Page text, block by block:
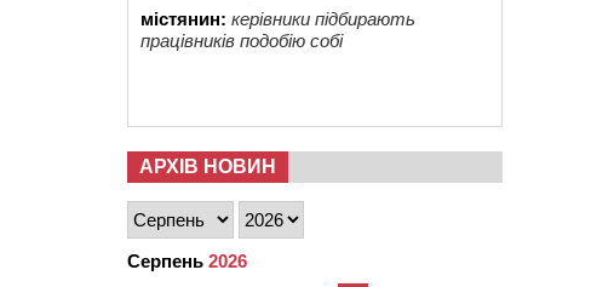
містянин: керівники підбирають
працівників подобію собі
АРХІВ НОВИН
Серпень 2026